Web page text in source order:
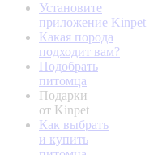
Установите
приложение Kinpet
Какая порода
подходит вам?
Подобрать
питомца
Подарки
от Kinpet
Как выбрать
и купить